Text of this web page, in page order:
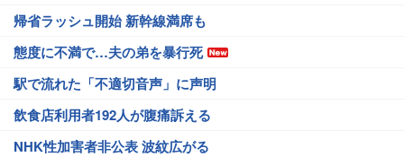
帰省ラッシュ開始 新幹線満席も
態度に不満で…夫の弟を暴行死
駅で流れた「不適切音声」に声明
飲食店利用者192人が腹痛訴える
NHK性加害者非公表 波紋広がる